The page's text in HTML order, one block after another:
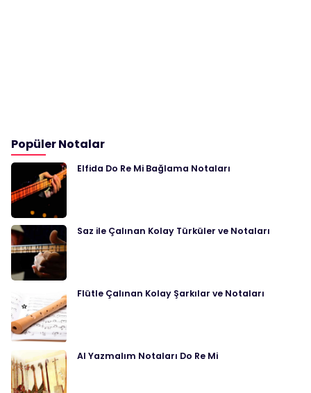
Popüler Notalar
Elfida Do Re Mi Bağlama Notaları
Saz ile Çalınan Kolay Türküler ve Notaları
Flütle Çalınan Kolay Şarkılar ve Notaları
Al Yazmalım Notaları Do Re Mi